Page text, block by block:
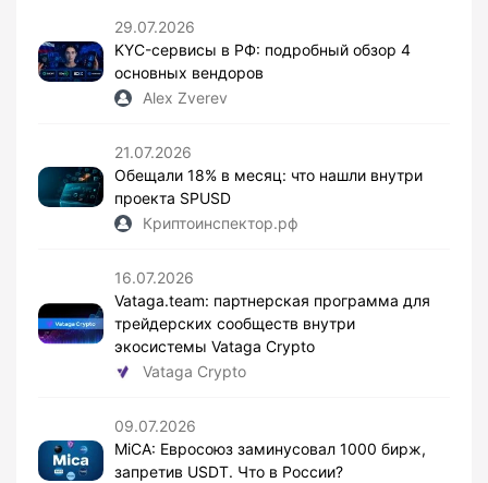
29.07.2026
KYC-сервисы в РФ: подробный обзор 4
основных вендоров
Alex Zverev
21.07.2026
Обещали 18% в месяц: что нашли внутри
проекта SPUSD
Криптоинспектор.рф
16.07.2026
Vataga.team: партнерская программа для
трейдерских сообществ внутри
экосистемы Vataga Crypto
Vataga Crypto
09.07.2026
MiCA: Евросоюз заминусовал 1000 бирж,
запретив USDT. Что в России?